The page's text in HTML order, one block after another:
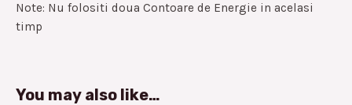
Note: Nu folositi doua Contoare de Energie in acelasi
timp
You may also like…